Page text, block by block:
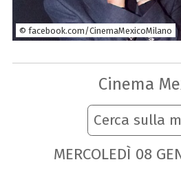
© facebook.com/CinemaMexicoMilano
Cinema
Cerca sulla
MERCOLEDÌ 08